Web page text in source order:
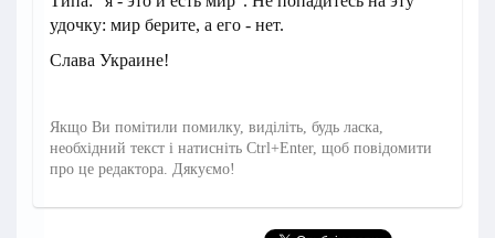
удочку: мир берите, а его - нет.
Слава Украине!
Якщо Ви помітили помилку, виділіть, будь ласка,
необхідний текст і натисніть Ctrl+Enter, щоб повідомити
про це редактора. Дякуємо!